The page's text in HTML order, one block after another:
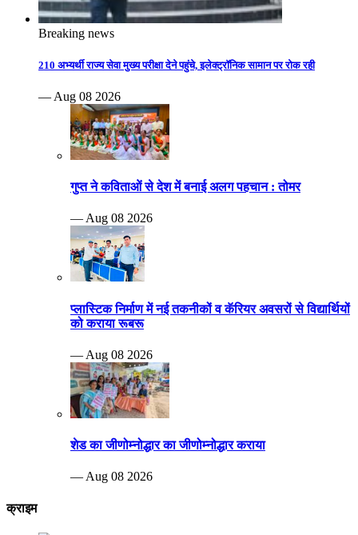
Breaking news
210 अभ्यर्थी राज्य सेवा मुख्य परीक्षा देने पहुंचे, इलेक्ट्रॉनिक सामान पर रोक रही
— Aug 08 2026
गुप्त ने कविताओं से देश में बनाई अलग पहचान : तोमर
— Aug 08 2026
प्लास्टिक निर्माण में नई तकनीकों व कॅरियर अवसरों से विद्यार्थियों
को कराया रूबरू
— Aug 08 2026
शेड का जीणोम्नोद्धार का जीणोम्नोद्धार कराया
— Aug 08 2026
क्राइम